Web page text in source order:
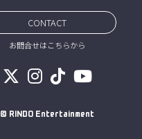
CONTACT
お問合せはこちらから
© RINDO Entertainment